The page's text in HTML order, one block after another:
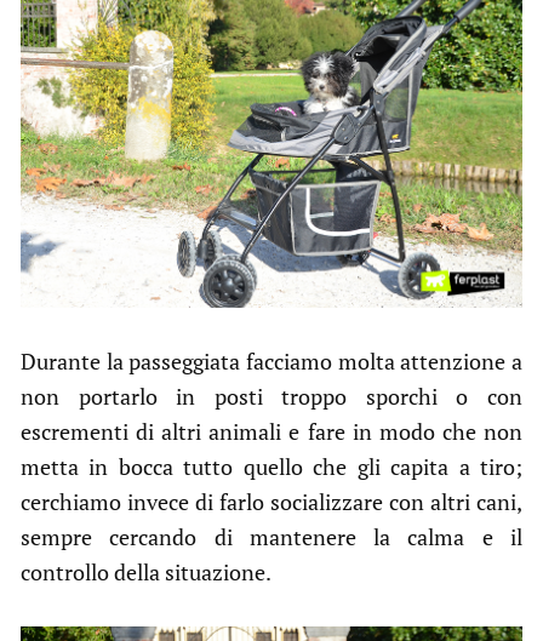
Durante la passeggiata facciamo molta attenzione a
non portarlo in posti troppo sporchi o con
escrementi di altri animali e fare in modo che non
metta in bocca tutto quello che gli capita a tiro;
cerchiamo invece di farlo socializzare con altri cani,
sempre cercando di mantenere la calma e il
controllo della situazione.